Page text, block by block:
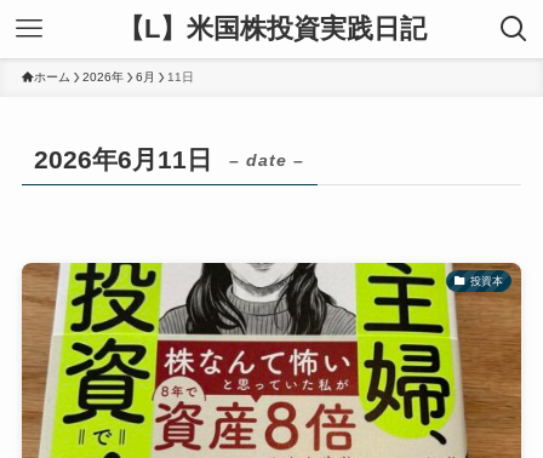
【L】米国株投資実践日記
ホーム 2026年 6月 11日
2026年6月11日 – date –
投資本